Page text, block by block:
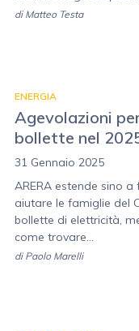
di Matteo Testa
ENERGIA
Agevolazioni
bollette nel
31 Gennaio 2025
ARERA estende sino
aiutare le famiglie del
bollette di elettricità,
come trovare...
di Paolo Marelli